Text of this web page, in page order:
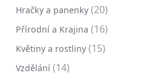
Hračky a panenky (20)
Přírodní a Krajina (16)
Květiny a rostliny (15)
Vzdělání (14)